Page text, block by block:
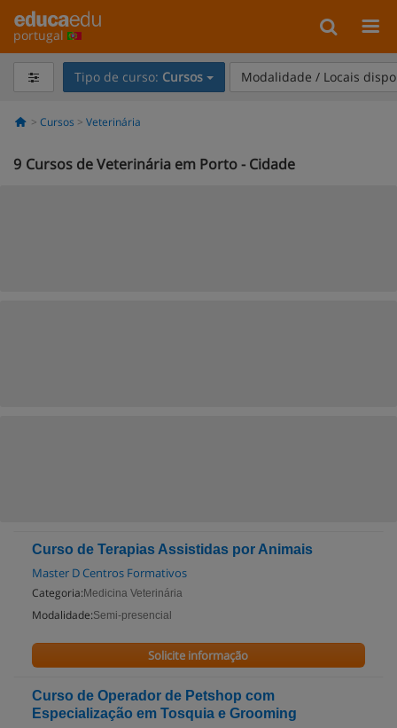
portugal
Tipo de curso: Cursos Modalidade / Locais
Cursos Veterinária
9 Cursos de Veterinária em Porto - Cidade
Curso de Terapias Assistidas por Animais
Master D Centros Formativos
Categoria: Medicina Veterinária
Modalidade:Semi-presencial
Solicite informação
Curso de Operador de Petshop com
Especialização em Tosquia e Grooming